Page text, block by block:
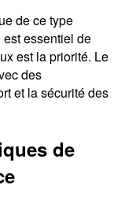
de ce type
essentiel de
est la priorité. Le
des
et la sécurité des
de